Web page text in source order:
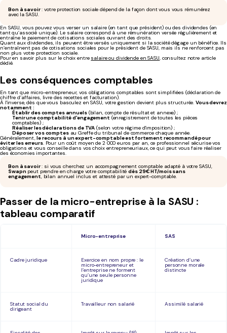
Bon à savoir: votre protection sociale dépend de la façon dont vous vous rémunérez
avec la SASU.
En SASU, vous pouvez vous verser un salaire (en tant que président) ou des dividendes (en
tant qu’associé unique). Le salaire correspond à une rémunération versée régulièrement et
entraîne le paiement de cotisations sociales ouvrant des droits.
Quant aux dividendes, ils peuvent être versés uniquement si la société dégage un bénéfice. Ils
n’entraînent pas de cotisations sociales pour le président de SASU, mais ils ne renforcent pas
non plus votre protection sociale.
Pour en savoir plus sur le choix entre salaire ou dividende en SASU, consultez notre article
dédié.
Les conséquences comptables
En tant que micro-entrepreneur, vos obligations comptables sont simplifiées (déclaration de
chiffre d’affaires, livre des recettes et facturation).
À l'inverse, dès que vous basculez en SASU, votre gestion devient plus structurée.Vous devrez
notamment :
Établir des comptes annuels(bilan, compte de résultat et annexe) ;
Tenir une comptabilité d'engagement (enregistrement de toutes les pièces
comptables) ;
Réaliser les déclarations de TVA (selon votre régime d'imposition) ;
Déposer vos comptesau Greffe du tribunal de commerce chaque année.
Généralement,le recours à un expert-comptable est fortement recommandé pour
éviter les erreurs. Pour un coût moyen de 2 000 euros par an, ce professionnel sécurise vos
obligations et vous conseille dans vos choix entrepreneuriaux, ce qui peut vous faire réaliser
des économies importantes.
Bon à savoir: si vous cherchez un accompagnement comptable adapté à votre SASU,
Swapnpeut prendre en charge votre comptabilitédès 29€ HT/mois sans
engagement, bilan annuel inclus et attesté par un expert-comptable.
Passer de la micro-entreprise à la SASU :
tableau comparatif
Micro-entreprise SAS
Cadre juridique Exercice en nom propre : le
micro-entrepreneur et
l’entreprise ne forment
qu’une seule personne
juridique
Création d’une
personne morale
distincte
Statut social du
dirigeant
Travailleur non salarié Assimilé salarié